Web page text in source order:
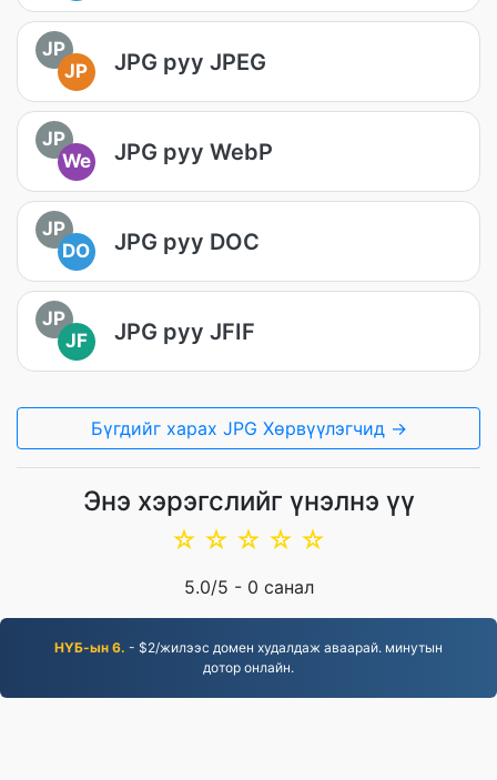
JP
JP
JPG руу JPEG
JP
We
JPG руу WebP
JP
DO
JPG руу DOC
JP
JF
JPG руу JFIF
Бүгдийг харах JPG Хөрвүүлэгчид →
Энэ хэрэгслийг үнэлнэ үү
☆
☆
☆
☆
☆
5.0/5 - 0 санал
НҮБ-ын 6. - $2/жилээс домен худалдаж аваарай. минутын
дотор онлайн.